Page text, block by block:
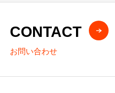
CONTACT
お問い合わせ